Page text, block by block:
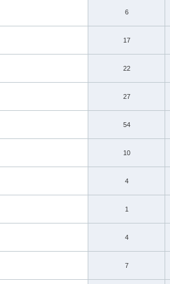
6
17
22
27
54
10
4
1
4
7